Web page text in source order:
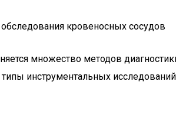
кровеносных сосудов
множество методов
инструментальных